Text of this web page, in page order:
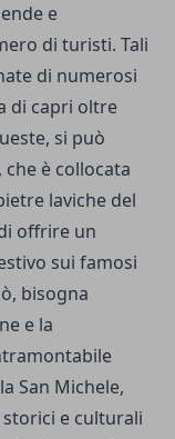
e
di turisti. Tali
di numerosi
di capri oltre
si può
, che è collocata
laviche del
offrire un
sui famosi
bisogna
e la
San Michele,
e culturali